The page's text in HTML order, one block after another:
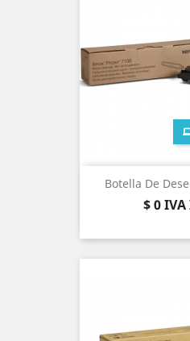
Botella De
Precio
$ 0